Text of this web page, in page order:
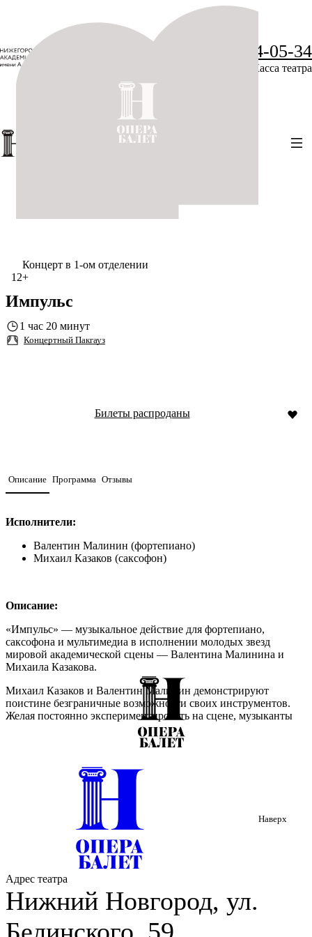
+7 (831) 234-05-34
Касса театра
Концерт в 1-ом отделении
12+
Импульс
1 час 20 минут
Концертный Пакгауз
Билеты распроданы
Описание Программа Отзывы
Исполнители:
Валентин Малинин (фортепиано)
Михаил Казаков (саксофон)
Описание:
«Импульс» — музыкальное действие для фортепиано,
саксофона и мультимедиа в исполнении молодых звезд
мировой академической сцены — Валентина Малинина и
Михаила Казакова.
Михаил Казаков и Валентин Малинин демонстрируют
поистине безграничные возможности своих инструментов.
Желая постоянно экспериментировать на сцене, музыканты
соединяют виртуозное академическое исполнение с глубокой
драматургией, пронизывающей все временное пространство
Программа — от чарующих мелодий Сергея Рахманинова до
слушателя в путешествие по времени и стилям. Добавит
колорита вечеру премьера: впервые на русской сцене
прозвучит сложнейшее произведение французского
композитора Жана-Дени Мишá «5 состояний любви»,
написанное специально для самого престижного конкурса
саксофонистов в мире в Бельгии, куда в октябре этого года
отправляются артисты.
Валентин Малинин
(р. 2001, Нижний Новгород) —
Наверх
Адрес театра
Нижний Новгород, ул.